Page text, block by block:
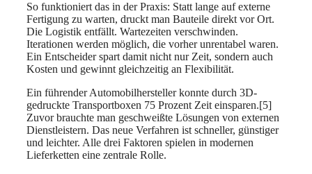
So funktioniert das in der Praxis: Statt lange auf externe
Fertigung zu warten, druckt man Bauteile direkt vor Ort.
Die Logistik entfällt. Wartezeiten verschwinden.
Iterationen werden möglich, die vorher unrentabel waren.
Ein Entscheider spart damit nicht nur Zeit, sondern auch
Kosten und gewinnt gleichzeitig an Flexibilität.
Ein führender Automobilhersteller konnte durch 3D-
gedruckte Transportboxen 75 Prozent Zeit einsparen.[5]
Zuvor brauchte man geschweißte Lösungen von externen
Dienstleistern. Das neue Verfahren ist schneller, günstiger
und leichter. Alle drei Faktoren spielen in modernen
Lieferketten eine zentrale Rolle.